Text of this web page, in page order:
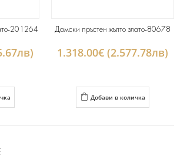
201264 Дамски пръстен жълто злато-80678
1.318.00€ (2.577.78лв)
Добави в количка